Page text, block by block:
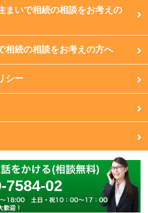
まいで相続の相談をお考えの
相続の相談をお考えの方へ
シー
7584-02